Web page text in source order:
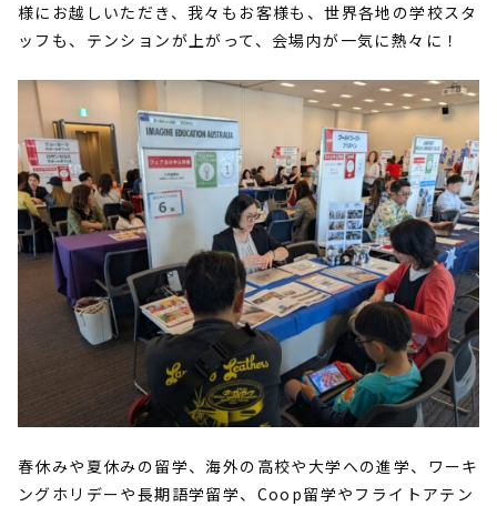
様にお越しいただき、我々もお客様も、世界各地の学校スタ
ッフも、テンションが上がって、会場内が一気に熱々に！
春休みや夏休みの留学、海外の高校や大学への進学、ワーキ
ングホリデーや長期語学留学、 Coop留学やフライトアテン